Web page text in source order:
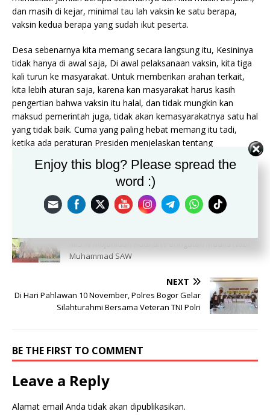
dan masih di kejar, minimal tau lah vaksin ke satu berapa,
vaksin kedua berapa yang sudah ikut peserta.
Desa sebenarnya kita memang secara langsung itu, Kesininya
tidak hanya di awal saja, Di awal pelaksanaan vaksin, kita tiga
kali turun ke masyarakat. Untuk memberikan arahan terkait,
kita lebih aturan saja, karena kan masyarakat harus kasih
pengertian bahwa vaksin itu halal, dan tidak mungkin kan
maksud pemerintah juga, tidak akan kemasyarakatnya satu hal
yang tidak baik. Cuma yang paling hebat memang itu tadi,
ketika ada peraturan Presiden menjelaskan tentang
naik untuk presentasenya.(fauzy)
Muhammad SAW
NEXT
Di Hari Pahlawan 10 November, Polres Bogor Gelar
Silahturahmi Bersama Veteran TNI Polri
BE THE FIRST TO COMMENT
Leave a Reply
Alamat email Anda tidak akan dipublikasikan.
Enjoy this blog? Please spread the
word :)